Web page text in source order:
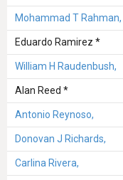
Mohammad T Rahman,
Eduardo Ramirez *
William H Raudenbush,
Alan Reed *
Antonio Reynoso,
Donovan J Richards,
Carlina Rivera,